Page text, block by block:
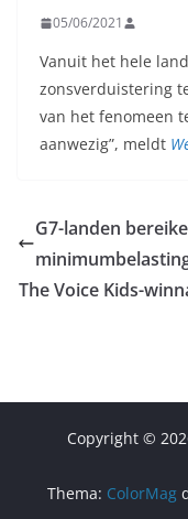
05/06/2021
Vanuit het hele
zonsverduistering
van het fenomeen
aanwezig”, meldt
G7-landen
The Voice Kids-
Copyright ©
Thema: ColorMag